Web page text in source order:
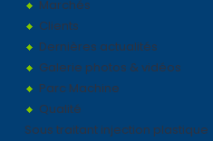
Marchés
Clients
Dernières actualités
Galerie photos & vidéos
Parc Machine
Qualité
Sous traitant injection plastique